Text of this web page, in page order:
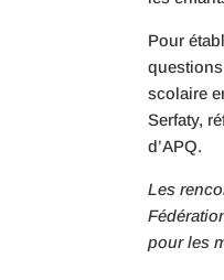
Pour
scolaire
Serfaty,
d’APQ.
Les
pour les